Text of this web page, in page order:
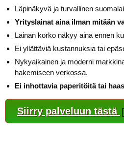
Läpinäkyvä ja turvallinen
Yrityslainat aina ilman mitään
Lainan korko näkyy aina ennen
Ei yllättäviä kustannuksia tai
Nykyaikainen ja moderni
hakemiseen verkossa.
Ei inhottavia paperitöitä tai
Siirry palveluun tästä